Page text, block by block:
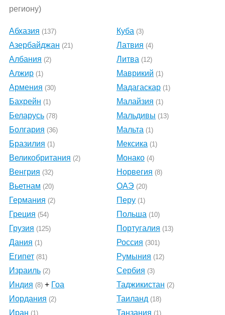
региону)
Абхазия (137)
Азербайджан (21)
Албания (2)
Алжир (1)
Армения (30)
Бахрейн (1)
Беларусь (78)
Болгария (36)
Бразилия (1)
Великобритания (2)
Венгрия (32)
Вьетнам (20)
Германия (2)
Греция (54)
Грузия (125)
Дания (1)
Египет (81)
Израиль (2)
Индия (8) + Гоа
Иордания (2)
Иран (1)
Куба (3)
Латвия (4)
Литва (12)
Маврикий (1)
Мадагаскар (1)
Малайзия (1)
Мальдивы (13)
Мальта (1)
Мексика (1)
Монако (4)
Норвегия (8)
ОАЭ (20)
Перу (1)
Польша (10)
Португалия (13)
Россия (301)
Румыния (12)
Сербия (3)
Таджикистан (2)
Таиланд (18)
Танзания (1)